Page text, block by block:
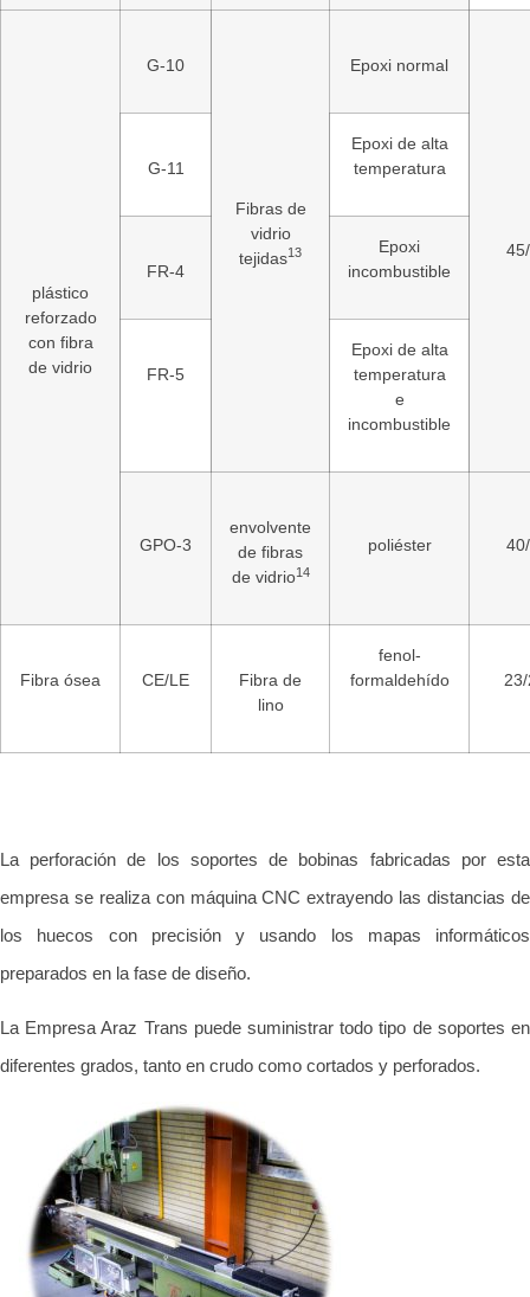
plástico
reforzado
con fibra
de vidrio
G-10
Fibras de
vidrio
tejidas13
Epoxi normal
G-11
Epoxi de alta
temperatura
FR-4
Epoxi
incombustible
FR-5
Epoxi de alta
temperatura
e
incombustible
GPO-3
envolvente
de fibras
de vidrio14
poliéster
Fibra ósea CE/LE
Fibra de
lino
fenol-
formaldehído
La perforación de los soportes de bobinas fabricadas por esta
empresa se realiza con máquina CNC extrayendo las distancias de
los huecos con precisión y usando los mapas informáticos
preparados en la fase de diseño.
La Empresa Araz Trans puede suministrar todo tipo de soportes en
diferentes grados, tanto en crudo como cortados y perforados.